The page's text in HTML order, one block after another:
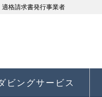
格請求書発行事業者
ビングサービス